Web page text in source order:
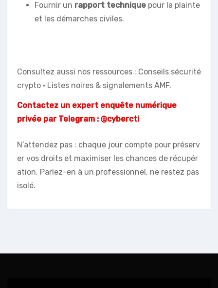
Fournir un rapport technique pour la plainte
et les démarches civiles.
Consultez aussi nos ressources : Conseils sécurité
crypto • Listes noires & signalements AMF.
Contactez un expert enquête numérique
privée par Telegram : @cybercti
N’attendez pas : chaque jour compte pour préserv
er vos droits et maximiser les chances de récupér
ation. Parlez-en à un professionnel, ne restez pas
isolé.